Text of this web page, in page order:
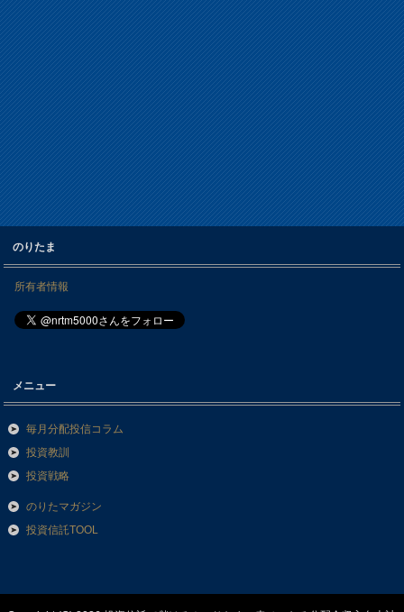
のりたま
所有者情報
メニュー
毎月分配投信コラム
投資教訓
投資戦略
のりたマガジン
投資信託TOOL